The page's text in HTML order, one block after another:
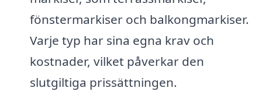
fönstermarkiser och balkongmarkiser.
Varje typ har sina egna krav och
kostnader, vilket påverkar den
slutgiltiga prissättningen.